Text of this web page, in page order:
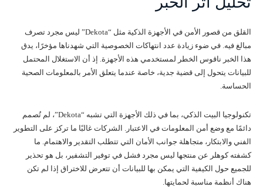
القلق من قصور الأمن في الأجهزة الذكية مثل “Dekota” ليس مجرد تصرف
مبالغ فيه. في ضوء زيادة عدد انتهاكات الخصوصية التي شهدناها مؤخرًا، يدق
هذا الخبر ناقوس الخطر لمستخدمي هذه الأجهزة. إذ أن الاستغلال المحتمل
للبيانات يتحول إلى قضية جدية، خاصة عندما يتعلق الأمر بالمعلومات الصحية
الحساسة.
تكنولوجيا البيت الذكي، بما في ذلك الأجهزة التي تشبه “Dekota”، لم تُصمم
دائمًا مع وضع أمن المعلومات في الاعتبار. الشركات غالبًا ما تركز على التطوير
الفني والابتكار، متجاهلة جوانب الأمان التي تتطلب التقدير والاهتمام. ما
كشفته كوهلر عن منتجها ليس مجرد فشل في توفير التشفير، بل هو تحذير
للجميع حول الكيفية التي يمكن بها للبيانات أن تتعرض للاختراق إذا لم تكن
هناك أنظمة مناسبة لحمايتها.